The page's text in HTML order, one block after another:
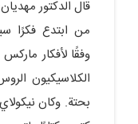
قال الدكتور
من ابتدع فكرًا
وفقًا لأفكار ماركس
الكلاسيكيون
بحتة. وكان